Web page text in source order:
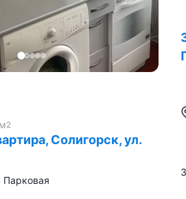
2
Солигорск, ул.
Парковая